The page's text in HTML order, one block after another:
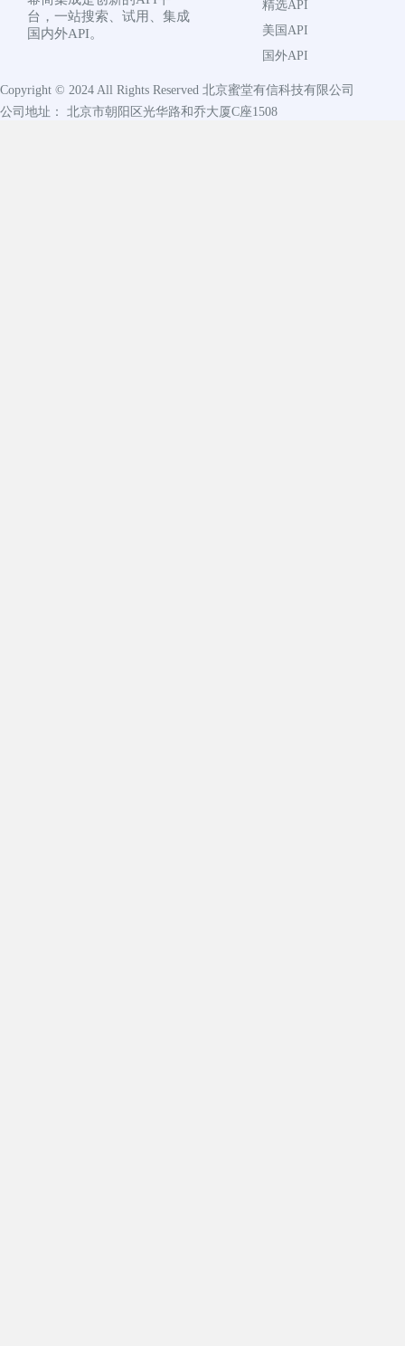
台，一站搜索、试用、集成
国内外API。
精选API
美国API
国外API
Copyright © 2024 All Rights Reserved 北京蜜堂有信科技有限公司
公司地址： 北京市朝阳区光华路和乔大厦C座1508